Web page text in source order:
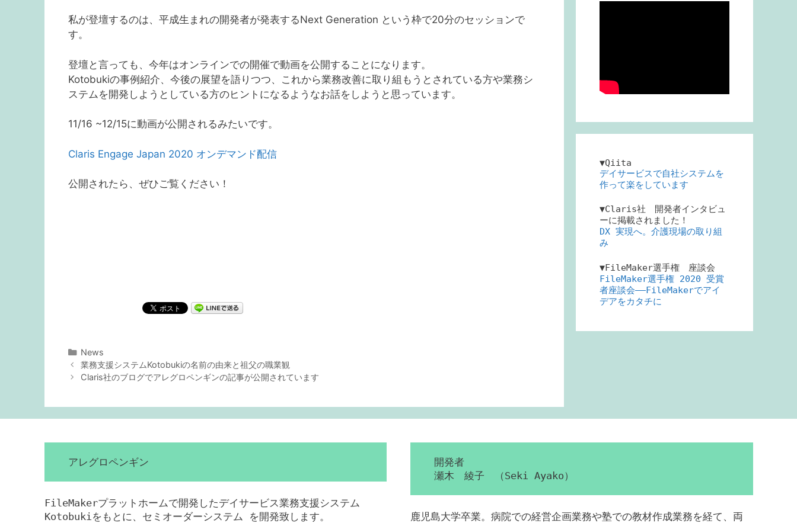
私が登壇するのは、平成生まれの開発者が発表するNext Generation という枠で20分のセッションで
す。
登壇と言っても、今年はオンラインでの開催で動画を公開することになります。
Kotobukiの事例紹介、今後の展望を語りつつ、これから業務改善に取り組もうとされている方や業務シ
ステムを開発しようとしている方のヒントになるようなお話をしようと思っています。
11/16 ~12/15に動画が公開されるみたいです。
Claris Engage Japan 2020 オンデマンド配信
公開されたら、ぜひご覧ください！
カ
テ
ゴ
News
投
稿
ン
業務支援システムKotobukiの名前の由来と祖父の職業観
Claris社のブログでアレグロペンギンの記事が公開されています
▼Qiita
デイサービスで自社システムを
作って楽をしています
▼Claris社 開発者インタビュ
ーに掲載されました！
DX 実現へ。介護現場の取り組
み
▼FileMaker選手権 座談会
FileMaker選手権 2020 受賞
者座談会――FileMakerでアイ
デアをカタチに
アレグロペンギン
FileMakerプラットホームで開発したデイサービス業務支援システム
Kotobukiをもとに、セミオーダーシステム を開発致します。
開発者
瀬木 綾子 （Seki Ayako）
鹿児島大学卒業。病院での経営企画業務や塾での教材作成業務を経て、両